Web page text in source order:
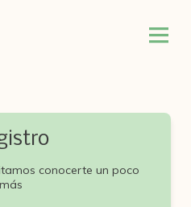
conocerte un poco
más